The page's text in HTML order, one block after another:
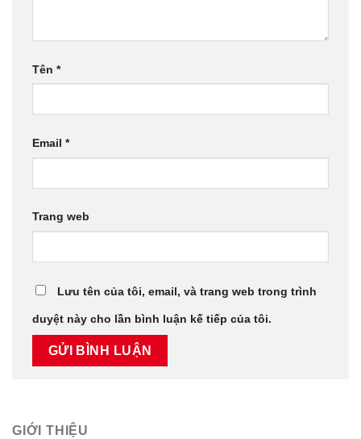
Tên *
Email *
Trang web
Lưu tên của tôi, email, và trang web trong trình
duyệt này cho lần bình luận kế tiếp của tôi.
GIỚI THIỆU